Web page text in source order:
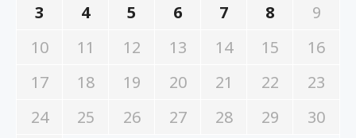
3
4 5 6 7 8
9
10
11 12 13 14 15
16
17
18 19 20 21 22
23
24
25 26 27 28 29
30